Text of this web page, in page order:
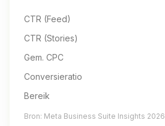
CTR (Feed)
CTR (Stories)
Gem. CPC
Conversieratio
Bereik
Bron: Meta Business Suite Insights 2026